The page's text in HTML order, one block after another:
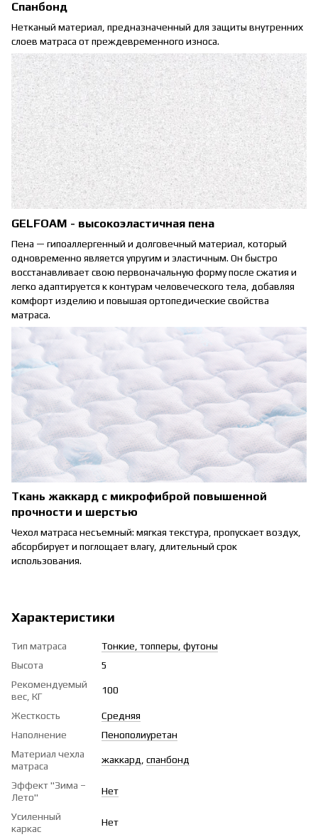
Спанбонд
Нетканый материал, предназначенный для защиты внутренних
слоев матраса от преждевременного износа.
GELFOAM - высокоэластичная пена
Пена — гипоаллергенный и долговечный материал, который
одновременно является упругим и эластичным. Он быстро
восстанавливает свою первоначальную форму после сжатия и
легко адаптируется к контурам человеческого тела, добавляя
комфорт изделию и повышая ортопедические свойства
матраса.
Ткань жаккард с микрофиброй повышенной
прочности и шерстью
Чехол матраса несъемный: мягкая текстура, пропускает воздух,
абсорбирует и поглощает влагу, длительный срок
использования.
Характеристики
Тип матраса
Тонкие, топперы, футоны
Высота
5
Рекомендуемый
вес, КГ
100
Жесткость
Средняя
Наполнение
Пенополиуретан
Материал чехла
матраса
жаккард, спанбонд
Эффект "Зима –
Лето"
Нет
Усиленный
каркас
Нет